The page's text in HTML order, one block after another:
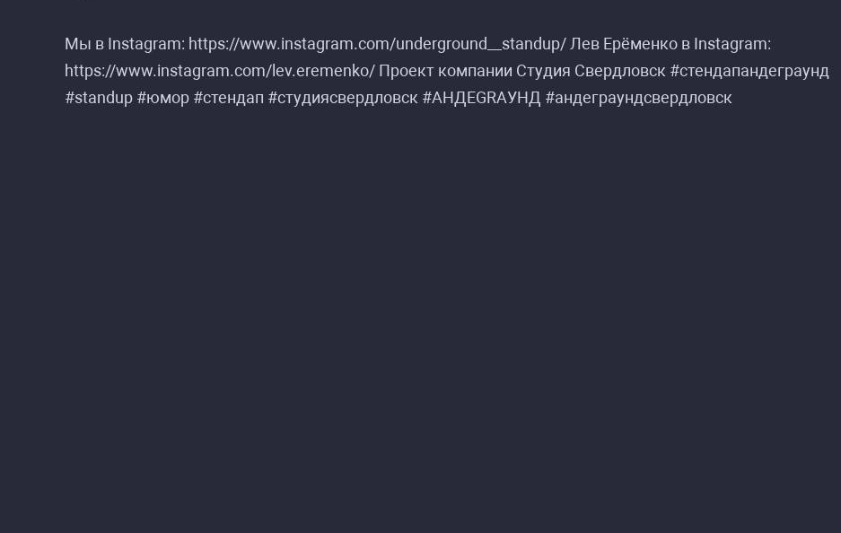
Мы в Instagram: https://www.instagram.com/underground__standup/ Лев Ерёменко в Instagram:
https://www.instagram.com/lev.eremenko/ Проект компании Студия Свердловск #стендапандеграунд
#standup #юмор #стендап #студиясвердловск #АНДЕGRАУНД #андеграундсвердловск